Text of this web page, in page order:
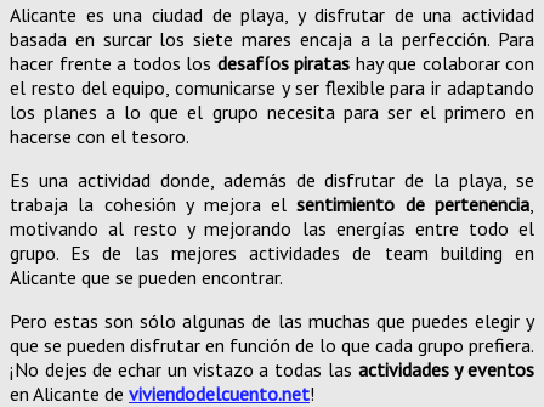
Alicante es una ciudad de playa, y disfrutar de una actividad
basada en surcar los siete mares encaja a la perfección. Para
hacer frente a todos los desafíos piratas hay que colaborar con
el resto del equipo, comunicarse y ser flexible para ir adaptando
los planes a lo que el grupo necesita para ser el primero en
hacerse con el tesoro.
Es una actividad donde, además de disfrutar de la playa, se
trabaja la cohesión y mejora elsentimiento de pertenencia
motivando al resto y mejorando las energías entre todo el
grupo. Es de las mejores actividades de team building en
Alicante que se pueden encontrar.
Pero estas son sólo algunas de las muchas que puedes elegir y
que se pueden disfrutar en función de lo que cada grupo prefiera.
¡No dejes de echar un vistazo a todas las actividades y eventos
en Alicante de viviendodelcuento.net!